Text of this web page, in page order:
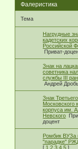
Фалеристика
Тема
Нагрудные
кадетских
Российской
Приват-
Знак на
советника
службы III
Андрей
Знак Третьего
Московского
корпуса им.
Невского
доцент
Ромбик ВУЗа
"парадке"
[ 1 2 3 4 5 ]